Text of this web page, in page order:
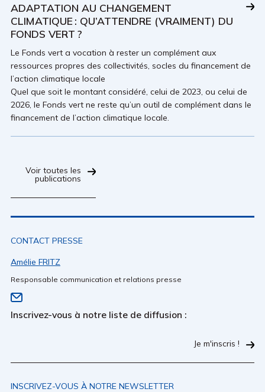
ADAPTATION AU CHANGEMENT
CLIMATIQUE : QU’ATTENDRE (VRAIMENT) DU
FONDS VERT ?
Le Fonds vert a vocation à rester un complément aux
ressources propres des collectivités, socles du financement de
l’action climatique locale
Quel que soit le montant considéré, celui de 2023, ou celui de
2026, le Fonds vert ne reste qu’un outil de complément dans le
financement de l’action climatique locale.
Voir toutes les
publications
CONTACT PRESSE
Amélie FRITZ
Responsable communication et relations presse
Inscrivez-vous à notre liste de diffusion :
Je m'inscris !
INSCRIVEZ-VOUS À NOTRE NEWSLETTER